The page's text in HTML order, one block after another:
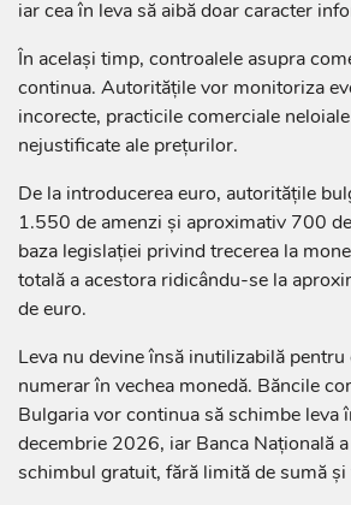
iar cea în leva să aibă doar caracter
În același timp, controalele asupra
continua. Autoritățile vor monitoriza
incorecte, practicile comerciale
nejustificate ale prețurilor.
De la introducerea euro, autoritățile
1.550 de amenzi și aproximativ 700
baza legislației privind trecerea la
totală a acestora ridicându-se la
de euro.
Leva nu devine însă inutilizabilă
numerar în vechea monedă. Băncile
Bulgaria vor continua să schimbe leva
decembrie 2026, iar Banca Națională
schimbul gratuit, fără limită de sumă